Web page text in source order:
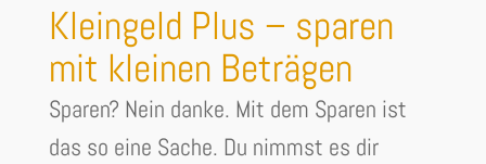
Kleingeld Plus – sparen
mit kleinen Beträgen
Sparen? Nein danke. Mit dem Sparen ist
das so eine Sache. Du nimmst es dir